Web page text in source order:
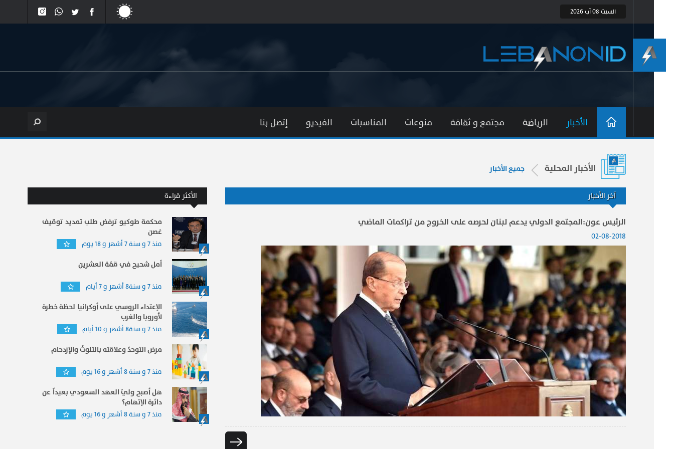
السبت 08 آب 2026
الأخبار الرياضة مجتمع و ثقافة منوعات المناسبات الفيديو إتصل بنا
الأخبار المحلية جميع الأخبار
آخر الأخبار
الرئيس عون:المجتمع الدولي يدعم لبنان لحرصه على الخروج من تراكمات الماضي
02-08-2018
الأكثر قراءة
محكمة طوكيو ترفض طلب تمديد توقيف
غصن
منذ 7 و سنة 7 أشهر و 18 يوم
أمل شحيح في قمّة العشرين
منذ 7 و سنة8 أشهر و 7 أيام
الإعتداء الروسي على أوكرانيا لحظة خطرة
لأوروبا والغرب
منذ 7 و سنة8 أشهر و 10 أيام
مرض التوحدّ وعلاقته بالتلوثّ والإزدحام
منذ 7 و سنة 8 أشهر و 16 يوم
هل أصبح وليّ العهد السعودي بعيداّ عن
دائرة الإتهام؟
منذ 7 و سنة 8 أشهر و 16 يوم